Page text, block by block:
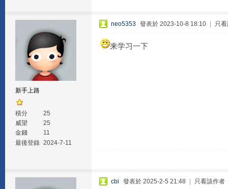
新手上路
積分
25
威望
25
金錢
11
最後登錄 2024-7-11
neo5353 發表於 2023-10-8 18:10 只
来学习一下
cbi 發表於 2025-2-5 21:48 只看該作者